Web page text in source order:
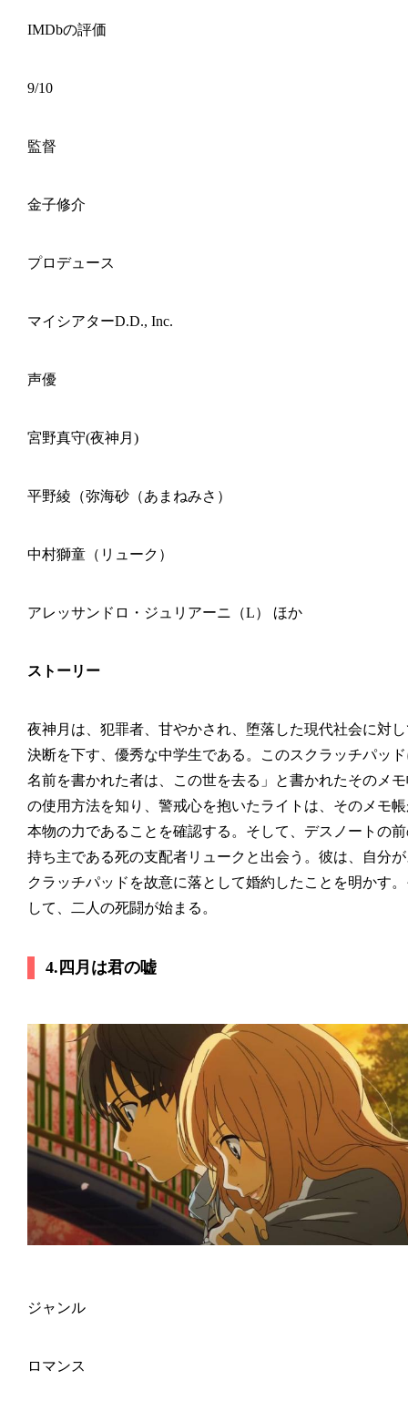
IMDbの評価
9/10
監督
金子修介
プロデュース
マイシアターD.D., Inc.
声優
宮野真守(夜神月)
平野綾（弥海砂（あまねみさ）
中村獅童（リューク）
アレッサンドロ・ジュリアーニ（L） ほか
ストーリー
夜神月は、犯罪者、甘やかされ、堕落した現代社会に対
決断を下す、優秀な中学生である。このスクラッチパッ
名前を書かれた者は、この世を去る」と書かれたそのメ
の使用方法を知り、警戒心を抱いたライトは、そのメモ
本物の力であることを確認する。そして、デスノートの
持ち主である死の支配者リュークと出会う。彼は、自分
クラッチパッドを故意に落として婚約したことを明かす
して、二人の死闘が始まる。
4.四月は君の嘘
ジャンル
ロマンス